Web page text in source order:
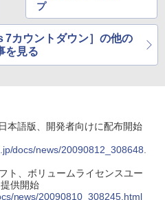
プ
7カウントダウン］の他の
を見る
本語版、開発者向けに配布開始
docs/news/20090812_308648.
ト、ボリュームライセンスユー
供開始
news/20090810_308245.html